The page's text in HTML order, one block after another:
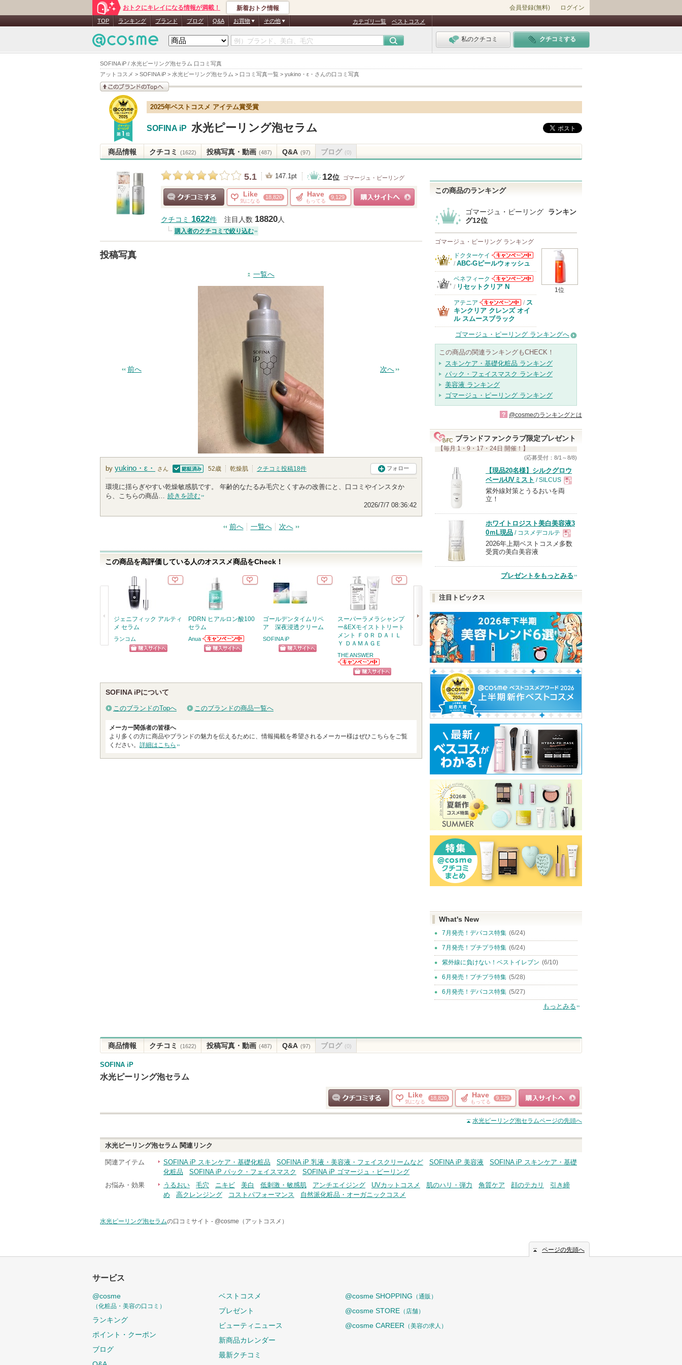
SOFINA iP / 水光ピーリング泡セラム 口コミ写真
アットコスメ > SOFINA iP > 水光ピーリング泡セラム > 口コミ写真一覧 > yukino・ε・さんの口コミ写真
おトクにキレイになる情報が満載！ 新着おトク情報 会員登録(無料) ログイン
TOP ランキング ブランド ブログ Q&A お買物 その他 カテゴリ一覧 ベストコスメ
私のクチコミ クチコミする
このブランドの情報を
見る
2025年ベストコスメ アイテム賞受賞
SOFINA iP 水光ピーリング泡セラム
商品情報 クチコミ (1622) 投稿写真・動画 (487) Q&A (97) ブログ (0)
5.1 147.1pt 12位 ゴマージュ・ピーリング
Like
気になる
18,820 Have
もってる
9,129
クチコミ 1622件 注目人数 18820人
購入者のクチコミで絞り込む
投稿写真
一覧へ
前へ 次へ
by yukino・ε・ さん
認証済
52歳 乾燥肌 クチコミ投稿18件 フォロー
環境に揺らぎやすい乾燥敏感肌です。 年齢的なたるみ毛穴とくすみの改善にと、口コミやインスタか
ら、こちらの商品… 続きを読む
2026/7/7 08:36:42
前へ 一覧へ 次へ
この商品を高評価している人のオススメ商品をCheck！
ジェニフィック アルティ
メ セラム
ランコム
PDRN ヒアルロン酸100
セラム
Anua
Anuaからのお知
らせがあります
ゴールデンタイムリペ
ア 深夜浸透クリーム
SOFINA iP
スーパーラメラシャンプ
ー&EXモイストトリート
メント ＦＯＲ ＤＡＩＬ
Ｙ ＤＡＭＡＧＥ
THE ANSWER
THE ANSWERか
らのお知らせが
ありますショッピン
オルビス ザ クレンジン
グ オイル
オルビス
ショッピン
グサイトへ
スキンクリア クレンズ
オイル アロマタイプ リ
フレシングシトラスの香
り
アテニアからの
お知らせがあり
ます
ショッピン
グサイトへ
ABC-Gピールウォッシュ
ドクターケイ
ドクターケイか
らのお知らせが
ありますショッピン
グサイトへ
SOFINA iPについて
このブランドのTopへ このブランドの商品一覧へ
メーカー関係者の皆様へ
より多くの方に商品やブランドの魅力を伝えるために、情報掲載を希望されるメーカー様はぜひこちらをご覧
ください。 詳細はこちら
この商品のランキング
ゴマージュ・ピーリング
ランキン
グ12位
ゴマージュ・ピーリング ランキング
1位
ドクターケイ
ドクターケイか
らのお知らせが
あります
/ ABC-Gピールウォッシュ
ベネフィーク
ベネフィークか
らのお知らせが
あります
/ リセットクリア N
アテニア
アテニアからの
お知らせがあり
/ ス
キンクリア クレンズ オイ
ル スムースブラック
ゴマージュ・ピーリング ランキングへ
この商品の関連ランキングもCHECK！
スキンケア・基礎化粧品 ランキング
パック・フェイスマスク ランキング
美容液 ランキング
ゴマージュ・ピーリング ランキング
? @cosmeのランキングとは
ブランドファンクラブ限定プレゼント
【毎月 1・9・17・24日 開催！】
(応募受付：8/1～8/8)
【現品20名様】シルクグロウ
ベールUVミスト / SILCUS
現
品
紫外線対策とうるおいを両
立！
ホワイトロジスト美白美容液3
0ｍL現品 / コスメデコルテ
現
品
2026年上期ベストコスメ多数
受賞の美白美容液
プレゼントをもっとみる
注目トピックス
What's New
7月発売！デパコス特集 (6/24)
7月発売！プチプラ特集 (6/24)
紫外線に負けない！ベストイレブン (6/10)
6月発売！プチプラ特集 (5/28)
6月発売！デパコス特集 (5/27)
もっとみる
商品情報 クチコミ (1622) 投稿写真・動画 (487) Q&A (97) ブログ (0)
SOFINA iP
水光ピーリング泡セラム
クチコミする
Like
気になる
18,820 Have
もってる
9,129
ショッピングサイト
へ
水光ピーリング泡セラムページの先頭へ
水光ピーリング泡セラム 関連リンク
関連アイテム SOFINA iP スキンケア・基礎化粧品 SOFINA iP 乳液・美容液・フェイスクリームなど SOFINA iP 美容液
SOFINA iP スキンケア・基礎
化粧品
SOFINA iP パック・フェイスマスク
SOFINA iP ゴマージュ・ピーリング
お悩み・効果
うるおい 毛穴 ニキビ 美白 低刺激・敏感肌 アンチエイジング UVカットコスメ 肌のハリ・弾力 角質ケア 顔のテカリ
引き締
め
高クレンジング コストパフォーマンス 自然派化粧品・オーガニックコスメ
水光ピーリング泡セラムの口コミサイト - @cosme（アットコスメ）
ページの先頭へ
サービス
@cosme
（化粧品・美容の口コミ）
ランキング
ポイント・クーポン
ブログ
ベストコスメ
プレゼント
ビューティニュース
新商品カレンダー
最新クチコミ
@cosme SHOPPING （通販）
@cosme STORE （店舗）
@cosme CAREER （美容の求人）